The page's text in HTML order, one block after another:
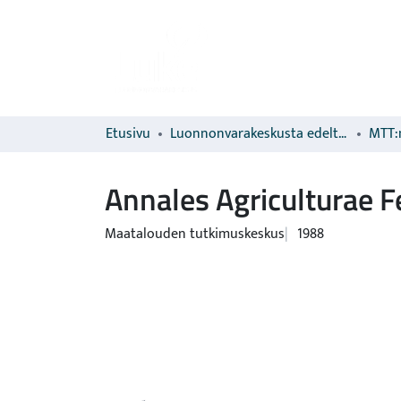
Etusivu Luonnonvarakeskusta edeltävien organisaatioiden sarjat
Annales Agriculturae
Maatalouden tutkimuskeskus 1988